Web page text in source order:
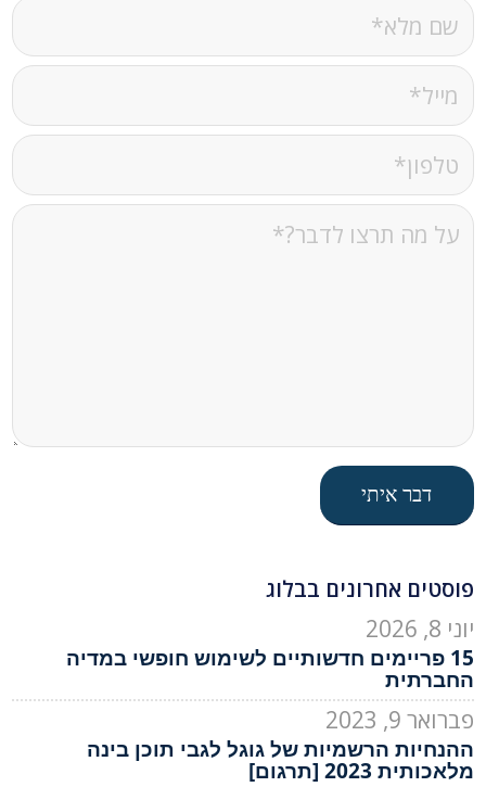
פוסטים אחרונים בבלוג
יוני 8, 2026
15 פריימים חדשותיים לשימוש חופשי במדיה
החברתית
פברואר 9, 2023
ההנחיות הרשמיות של גוגל לגבי תוכן בינה
מלאכותית 2023 [תרגום]